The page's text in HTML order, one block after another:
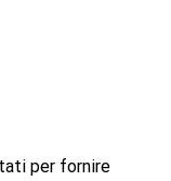
per fornire